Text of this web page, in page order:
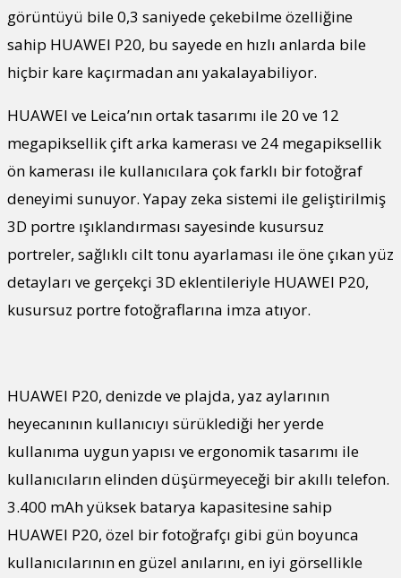
görüntüyü bile 0,3 saniyede çekebilme özelliğine
sahip HUAWEI P20, bu sayede en hızlı anlarda bile
hiçbir kare kaçırmadan anı yakalayabiliyor.
HUAWEI ve Leica’nın ortak tasarımı ile 20 ve 12
megapiksellik çift arka kamerası ve 24 megapiksellik
ön kamerası ile kullanıcılara çok farklı bir fotoğraf
deneyimi sunuyor. Yapay zeka sistemi ile geliştirilmiş
3D portre ışıklandırması sayesinde kusursuz
portreler, sağlıklı cilt tonu ayarlaması ile öne çıkan yüz
detayları ve gerçekçi 3D eklentileriyle HUAWEI P20,
kusursuz portre fotoğraflarına imza atıyor.
HUAWEI P20, denizde ve plajda, yaz aylarının
heyecanının kullanıcıyı sürüklediği her yerde
kullanıma uygun yapısı ve ergonomik tasarımı ile
kullanıcıların elinden düşürmeyeceği bir akıllı telefon.
3.400 mAh yüksek batarya kapasitesine sahip
HUAWEI P20, özel bir fotoğrafçı gibi gün boyunca
kullanıcılarının en güzel anılarını, en iyi görsellikle